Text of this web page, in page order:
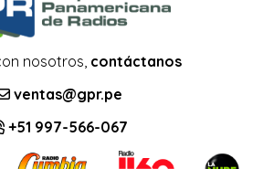
nosotros, contáctanos
ventas@gpr.pe
+51 997-566-067